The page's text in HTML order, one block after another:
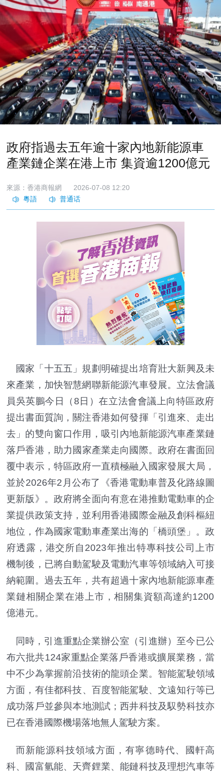
政府指過去五年逾十家內地新能源車
產業鏈企業在港上市 集資逾1200億元
來源：香港商報網 2026-07-08 12:20
國家「十五五」規劃明確提出培育壯大新興及未
來產業， 加快智慧網聯新能源汽車發展。立法會議
員吳英鵬今日（8日）在立法會會議上向特區政府
提出書面質詢，關注香港如何發揮「 引進來、走出
去」的雙向窗口作用， 吸引內地新能源汽車產業鏈
落戶香港，助力國家產業走向國際。政府在書面回
覆中表示，特區政府一直積極融入國家發展大局，
並於2026年2月公布了《香港電動車普及化路線圖
更新版》。 政府將全面向有意在港推動電動車的企
業提供政策支持， 並利用香港國際金融及創科樞紐
地位，作為國家電動車產業出海的「 橋頭堡」。政
府透露，港交所自2023年推出特專科技公司上市
機制後， 已將自動駕駛及電動汽車等領域納入可接
納範圍。過去五年， 共有超過十家內地新能源車產
業鏈相關企業在港上市，相關集資額高達約1200
億港元。
同時，引進重點企業辦公室（引進辦）至今已公
布六批共124家重點企業落戶香港或擴展業務， 當
中不少為掌握前沿技術的龍頭企業。智能駕駛領域
方面，有佳都科技、百度智能駕駛、文遠知行等已
成功落戶並參與本地測試；西井科技及馭勢科技亦
已在香港國際機場落地無人駕駛方案。
而新能源科技領域方面，有寧德時代、國軒高
科、國富氫能、天齊鋰業、能鏈科技及理想汽車等